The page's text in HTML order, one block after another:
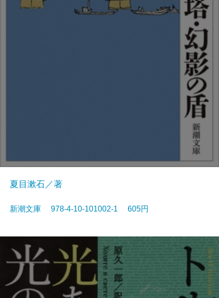
夏目漱石／著
新潮文庫 978-4-10-101002-1 605円